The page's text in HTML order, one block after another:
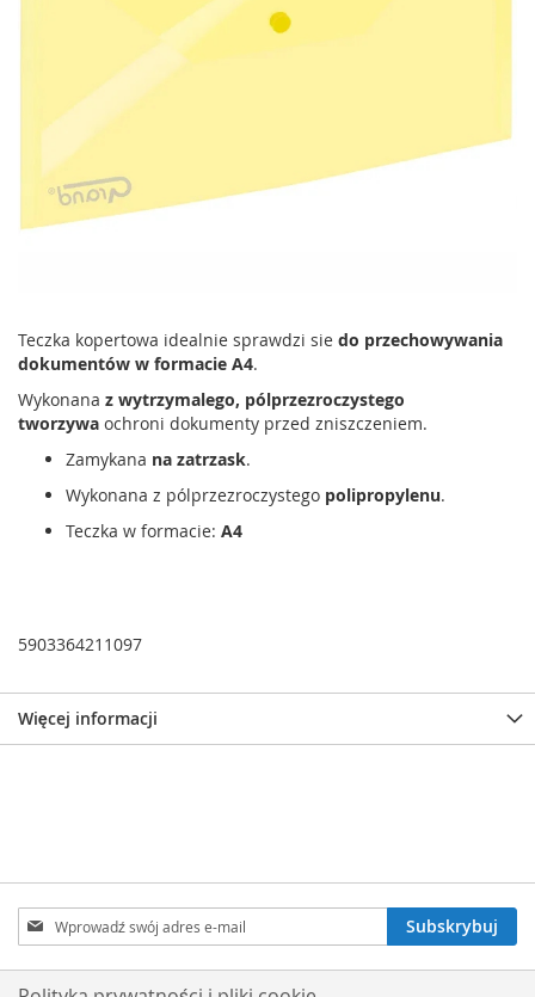
Teczka kopertowa idealnie sprawdzi sie do przechowywania
dokumentów w formacie A4.
Wykonana z wytrzymalego, pólprzezroczystego
tworzywa ochroni dokumenty przed zniszczeniem.
Zamykana na zatrzask.
Wykonana z pólprzezroczystego polipropylenu.
Teczka w formacie: A4
5903364211097
Więcej informacji
Subskrybuj
nasz
newsletter:
Subskrybuj